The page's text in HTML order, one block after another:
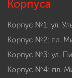
Корпуса
Корпус №1: ул.
Корпус №2: пл.
Корпус №3: ул.
Корпус №4: пл.